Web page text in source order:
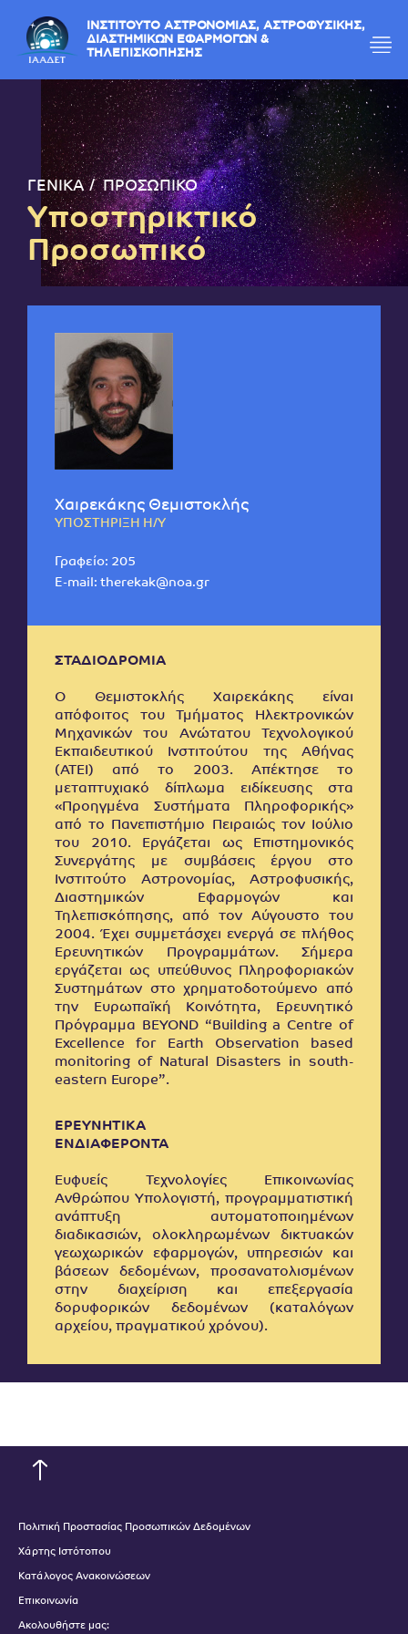
ΙΝΣΤΙΤΟΥΤΟ ΑΣΤΡΟΝΟΜΙΑΣ, ΑΣΤΡΟΦΥΣΙΚΗΣ,
ΔΙΑΣΤΗΜΙΚΩΝ ΕΦΑΡΜΟΓΩΝ &
ΤΗΛΕΠΙΣΚΟΠΗΣΗΣ
ΓΕΝΙΚΑ ΠΡΟΣΩΠΙΚΟ
Υποστηρικτικό
Προσωπικό
Χαιρεκάκης Θεμιστοκλής
ΥΠΟΣΤΗΡΙΞΗ Η/Υ
Γραφείο: 205
E-mail: therekak@noa.gr
ΣΤΑΔΙΟΔΡΟΜΙΑ
Ο Θεμιστοκλής Χαιρεκάκης είναι
απόφοιτος του Τμήματος Ηλεκτρονικών
Μηχανικών του Ανώτατου Τεχνολογικού
Εκπαιδευτικού Ινστιτούτου της Αθήνας
(ΑΤΕΙ) από το 2003. Απέκτησε το
μεταπτυχιακό δίπλωμα ειδίκευσης στα
«Προηγμένα Συστήματα Πληροφορικής»
από το Πανεπιστήμιο Πειραιώς τον Ιούλιο
του 2010. Εργάζεται ως Επιστημονικός
Συνεργάτης με συμβάσεις έργου στο
Ινστιτούτο Αστρονομίας, Αστροφυσικής,
Διαστημικών Εφαρμογών και
Τηλεπισκόπησης, από τον Αύγουστο του
2004. Έχει συμμετάσχει ενεργά σε πλήθος
Ερευνητικών Προγραμμάτων. Σήμερα
εργάζεται ως υπεύθυνος Πληροφοριακών
Συστημάτων στο χρηματοδοτούμενο από
την Ευρωπαϊκή Κοινότητα, Ερευνητικό
Πρόγραμμα BEYOND “Building a Centre of
Excellence for Earth Observation based
monitoring of Natural Disasters in south-
eastern Europe”.
ΕΡΕΥΝΗΤΙΚΑ
ΕΝΔΙΑΦΕΡΟΝΤΑ
Ευφυείς Τεχνολογίες Επικοινωνίας
Ανθρώπου Υπολογιστή, προγραμματιστική
ανάπτυξη αυτοματοποιημένων
διαδικασιών, ολοκληρωμένων δικτυακών
γεωχωρικών εφαρμογών, υπηρεσιών και
βάσεων δεδομένων, προσανατολισμένων
στην διαχείριση και επεξεργασία
δορυφορικών δεδομένων (καταλόγων
αρχείου, πραγματικού χρόνου).
Πολιτική Προστασίας Προσωπικών Δεδομένων
Χάρτης Ιστότοπου
Κατάλογος Ανακοινώσεων
Επικοινωνία
Ακολουθήστε μας: